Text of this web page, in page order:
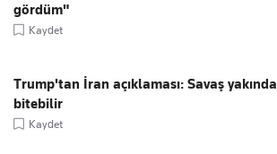
gördüm"
Kaydet
Trump'tan İran açıklaması: Savaş yakında
bitebilir
Kaydet